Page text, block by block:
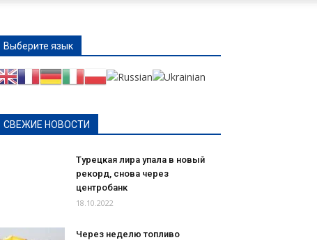
Выберите язык
СВЕЖИЕ НОВОСТИ
Турецкая лира упала в новый
рекорд, снова через
центробанк
18.10.2022
Через неделю топливо